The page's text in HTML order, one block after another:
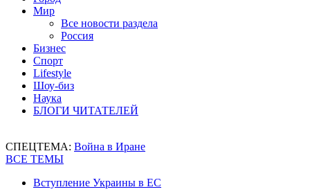
Мир
Все новости раздела
Россия
Бизнес
Спорт
Lifestyle
Шоу-биз
Наука
БЛОГИ ЧИТАТЕЛЕЙ
СПЕЦТЕМА: Война в Иране
ВСЕ ТЕМЫ
Вступление Украины в ЕС